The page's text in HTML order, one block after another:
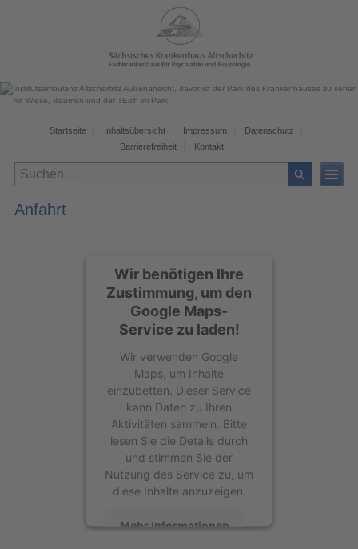
Startseite Inhaltsübersicht Impressum
Datenschutz
Barrierefreiheit
Kontakt
Anfahrt
Wir benötigen Ihre
Zustimmung, um den
Google Maps-
Service zu laden!
Wir verwenden Google
Maps, um Inhalte
einzubetten. Dieser Service
kann Daten zu Ihren
Aktivitäten sammeln. Bitte
lesen Sie die Details durch
und stimmen Sie der
Nutzung des Service zu, um
diese Inhalte anzuzeigen.
Mehr Informationen